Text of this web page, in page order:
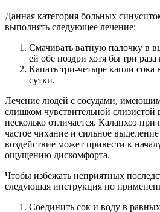
Данная категория больных
выполнять следующее лечение:
Смачивать ватную палочку в
ей обе ноздри хотя бы три раза
Капать три-четыре капли сока
сутки.
Лечение людей с сосудами,
слишком чувствительной слизистой
несколько отличается. Каланхоэ
частое чихание и сильное
воздействие может привести к
ощущению дискомфорта.
Чтобы избежать неприятных
следующая инструкция по
Соединить сок и воду в